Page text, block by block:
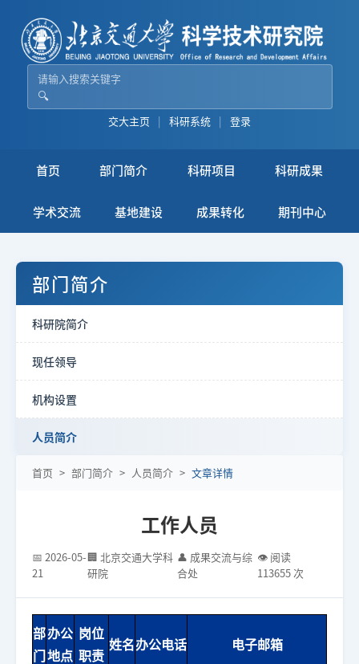
🔍
交大主页 | 科研系统 | 登录
首页 部门简介 科研项目 科研成果
学术交流 基地建设 成果转化 期刊中心
部门简介
科研院简介
现任领导
机构设置
人员简介
首页 > 部门简介 > 人员简介 > 文章详情
工作人员
📅 2026-05-
21
🏢 北京交通大学科
研院
👤 成果交流与综
合处
👁 阅读
113655 次
部
门
办公
地点
岗位
职责
姓名办公电话 电子邮箱